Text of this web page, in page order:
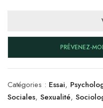
PRÉVENEZ-
Catégories : Essai,
Sociales, Sexualité,